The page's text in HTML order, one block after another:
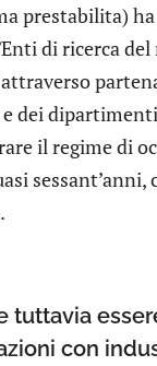
prestabilita)
di ricerca
dei
il regime di
.
tuttavia
con